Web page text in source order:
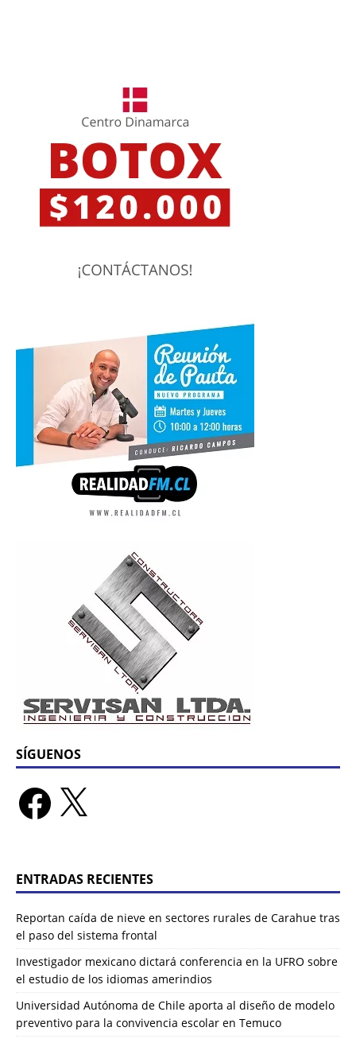
SÍGUENOS
ENTRADAS RECIENTES
Reportan caída de nieve en sectores rurales de Carahue tras
el paso del sistema frontal
Investigador mexicano dictará conferencia en la UFRO sobre
el estudio de los idiomas amerindios
Universidad Autónoma de Chile aporta al diseño de modelo
preventivo para la convivencia escolar en Temuco